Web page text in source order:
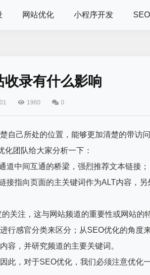
网站优化 小程序开发
录有什么影响
1960 0
自己所处的位置，能够更加清楚的带访
团队给大家分析一下：
中间互通的桥梁，强烈推荐文本链接；
接指向页面的主关键词作为ALT内容，另
关注，这与网站频道的重要性或网站的
行感官分类来区分；从SEO优化的角度
容，并研究频道的主要关键词。
此，对于SEO优化，我们必须注意优化